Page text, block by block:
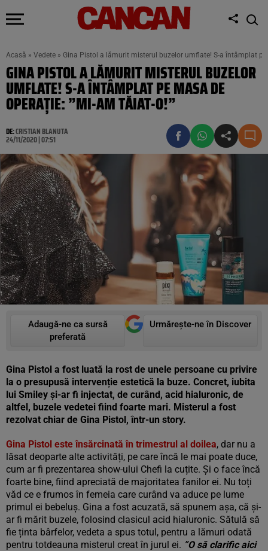
Acasă » Vedete » Gina Pistol a lămurit misterul buzelor umflate! S-a întâmplat pe
GINA PISTOL A LĂMURIT MISTERUL BUZELOR
UMFLATE! S-A ÎNTÂMPLAT PE MASA DE
OPERAȚIE: ”MI-AM TĂIAT-O!”
DE:CRISTIAN BLANUTA
24/11/2020 | 07:51
Adaugă-ne ca sursă
preferată
Urmărește-ne în Discover
Gina Pistol a fost luată la rost de unele persoane cu privire
la o presupusă intervenție estetică la buze. Concret, iubita
lui Smiley și-ar fi injectat, de curând, acid hialuronic, de
altfel, buzele vedetei fiind foarte mari. Misterul a fost
rezolvat chiar de Gina Pistol, într-un story.
Gina Pistol este însărcinată în trimestrul al doilea, dar nu a
lăsat deoparte alte activități, pe care încă le mai poate duce,
cum ar fi prezentarea show-ului Chefi la cuțite. Și o face încă
foarte bine, fiind apreciată de majoritatea fanilor ei. Nu toți
văd ce e frumos în femeia care curând va aduce pe lume
primul ei bebeluș. Gina a fost acuzată, să spunem așa, că și-
ar fi mărit buzele, folosind clasicul acid hialuronic. Sătulă să
fie ținta bârfelor, vedeta a spus totul, pentru a lămuri odată
pentru totdeauna misterul creat în jurul ei. ”O să clarific aici